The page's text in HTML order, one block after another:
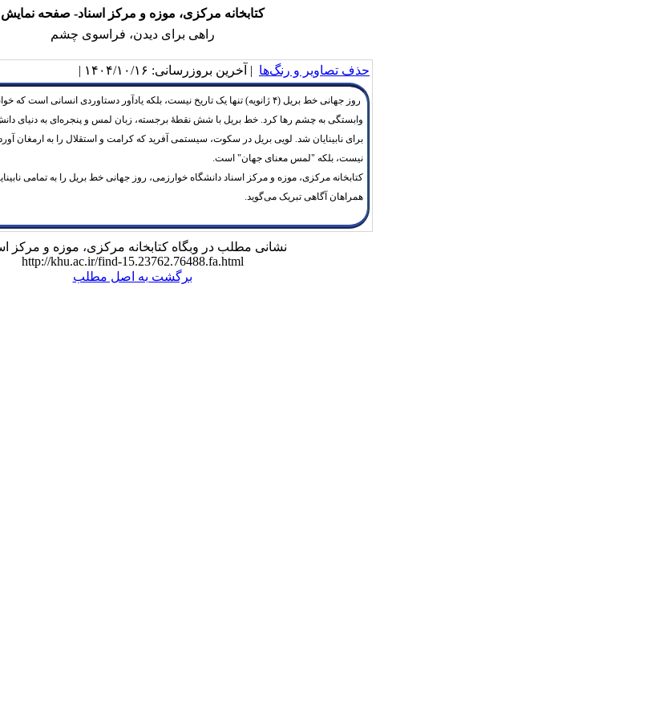
کتابخانه مرکزی، موزه و مرکز اسناد- صفحه نمایش
راهی برای دیدن، فراسوی چشم
حذف تصاویر و رنگ‌ها | آخرین بروزرسانی: ۱۴۰۴/۱۰/۱۶ |
روز جهانی خط بریل (۴ ژانویه) تنها یک تاریخ نیست، بلکه یادآور دستاوردی انسانی است
وابستگی به چشم رها کرد. خط بریل با شش نقطهٔ برجسته، زبان لمس و پنجره‌ای به دنیای
برای نابینایان شد. لویی بریل در سکوت، سیستمی آفرید که کرامت و استقلال را به ارمغان
نیست، بلکه "لمس معنای جهان" است.
کتابخانه مرکزی، موزه و مرکز اسناد دانشگاه خوارزمی، روز جهانی خط بریل را به تمامی
همراهان آگاهی تبریک می‌گوید.
نشانی مطلب در وبگاه کتابخانه مرکزی، موزه و مرکز
http://khu.ac.ir/find-15.23762.76488.fa.html
برگشت به اصل مطلب